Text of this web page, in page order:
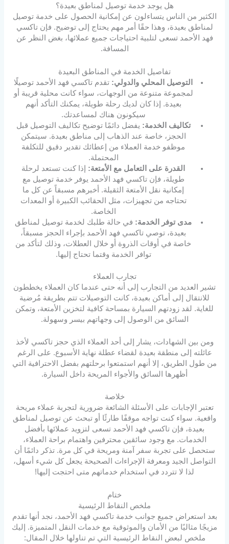
هل يوجد خدمة توصيل لمناطق بعيدة؟
الكثير من الناس يتساءلون عن إمكانية الحصول على خدمة توصيل
لمناطق بعيدة، وهذا حقًا أمر مهم يحتاج إلى توضيح. فإن تاكسي
فهد الأحمد تسعى لتلبية احتياجات جميع عملائها، بغض النظر عن
المسافة.
تفاصيل الخدمة في المناطق البعيدة
التوصيل المحلي والدولي: تقدم تاكسي فهد الأحمد توصيلًا
لمجموعة متنوعة من الوجهات، سواء كانت محلية قريبة أو
بعيدة. إذا كان لديك رحلة طويلة، يمكنك التأكد أنهم
سيكونون هناك لمساعدتك.
تكاليف الخدمة: يفضل دائمًا توضيح تكاليف التوصيل قبل
الحجز، خاصة عند الذهاب إلى مناطق بعيدة. سيتمكن
موظفو خدمة العملاء من إعطائك تقدير دقيق للتكلفة
المحتملة.
القدرة على التعامل مع الأمتعة: إذا كنت تستعد لرحلة
طويلة، فإن تاكسي فهد الأحمد يوفر خدمة توصيل مع
إمكانية نقل الأمتعة الثقيلة. أخبرهم مسبقاً عن كل ما
تحتاجه من تجهيزات، مثل الحقائب الكبيرة أو المعدات
الخاصة.
مدى توفر الخدمة: في حالة طلبك لخدمة توصيل لمناطق
بعيدة، توصي تاكسي فهد الأحمد بإجراء الحجز مسبقاً،
خاصة في أوقات الذروة أو خلال العطلات، وذلك لتأكد من
توافر الخدمة وقتما تحتاج إليها.
تجارب العملاء
تشير العديد من التجارب إلى أنه حتى عندما كان العملاء يخططون
للانتقال إلى أماكن بعيدة، كانت التوصيلات تتم بطريقة مُرضية
للغاية. لقد زودتهم السيارة بمساحة كافية لتخزين الأمتعة، وتمكن
السائق من الوصول إلى وجهاتهم بيسر وسهولة.
ومن بين الشهادات، يشار إلى أحد العملاء الذي حجز تاكسي لأخذ
عائلته إلى منطقة بعيدة لقضاء عطلة نهاية الأسبوع. على الرغم
من طول الطريق، إلا أنهم استمتعوا برحلتهم بفضل الاحترافية التي
أظهرها السائق والأجواء المريحة داخل السيارة.
خلاصة
تعتبر الإجابات على الأسئلة الشائعة ضرورية لتجربة عملاء مريحة
واقعية. سواء كنت تواجه موقفًا طارئًا أو تبحث عن توصيل لمناطق
بعيدة، فإن تاكسي فهد الأحمد تسعى لتزويد عملائها بأفضل
الخدمات. مع وجود سائقين محترفين واهتمام براحة العملاء،
ستحصل على تجربة سفر آمنة ومريحة في كل مرة. تذكر دائمًا أن
التواصل الجيد ومعرفة الإجراءات الصحيحة يجعل كل شيء أسهل،
لذا لا تتردد في استخدام خدماتهم متى احتجت إليها!
ختام
ملخص النقاط الرئيسية
بعد استعراض جميع جوانب خدمة تاكسي فهد الأحمد، نجد أنها تقدم
مزيجًا مثاليًا من الأمان والموثوقية مع خدمات النقل المتميزة. إليك
ملخص لبعض النقاط الرئيسية التي تم تناولها خلال المقال: